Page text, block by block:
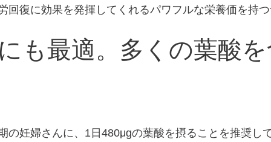
回復に効果を発揮してくれるパワフルな栄養価を持
も最適。多くの葉酸
の妊婦さんに、1日480μgの葉酸を摂ることを推奨し